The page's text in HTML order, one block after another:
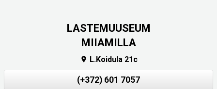
LASTEMUUSEUM
MIIAMILLA
 L.Koidula 21c
(+372) 601 7057